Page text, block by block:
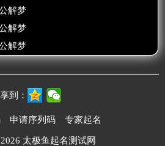
解梦
解梦
解梦
到：
申请序列码 专家起名
太极鱼起名测试网